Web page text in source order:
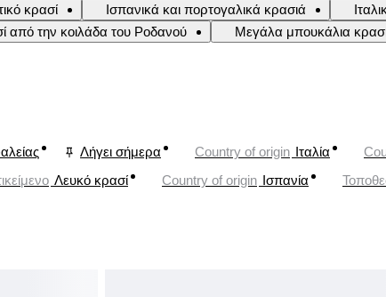
κρασί Ισπανικά και πορτογαλικά κρασιά
από την κοιλάδα του Ροδανού Μεγάλα μπουκάλια
Λήγει σήμερα Country of origin Ιταλία
Λευκό κρασί Country of origin Ισπανία